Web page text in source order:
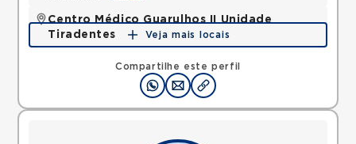
Compartilhe este perfil
Centro Médico Guarulhos II Unidade
Tiradentes
Avenida Tiradentes, Jardim Guarulhos, Guarulhos,
SP, 07090000 •
Mapa
Veja mais locais